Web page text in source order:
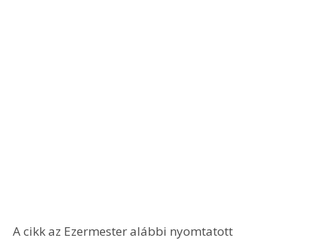
A cikk az Ezermester alábbi nyomtatott